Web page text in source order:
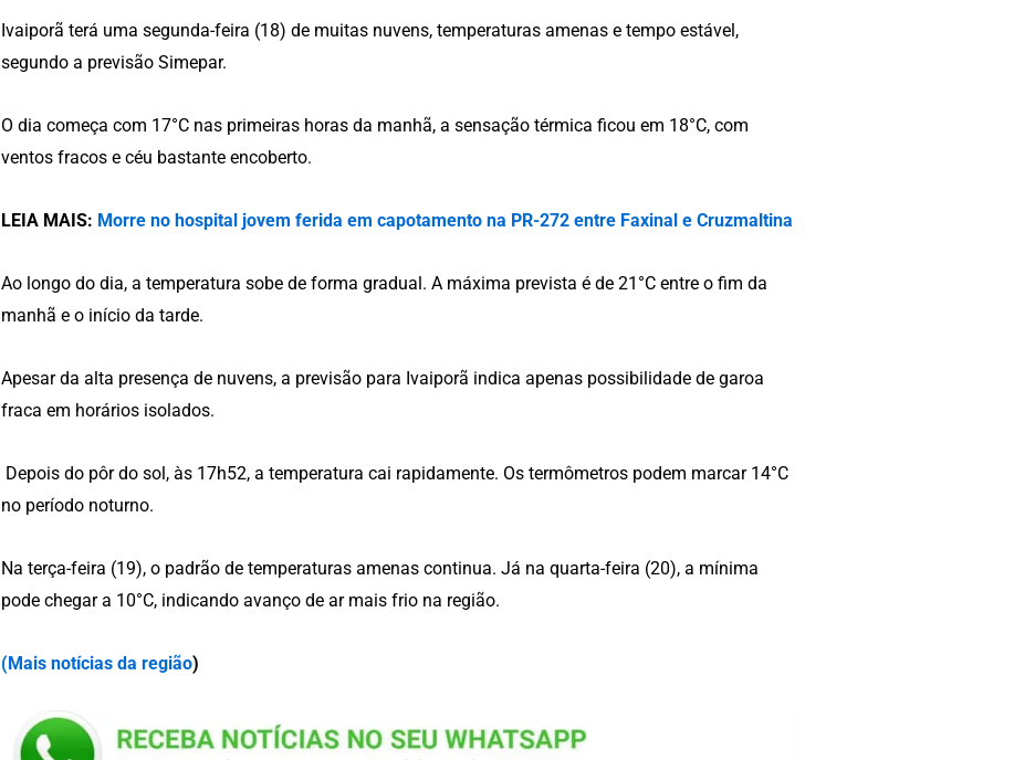
Ivaiporã terá uma segunda-feira (18) de muitas nuvens, temperaturas amenas e tempo estável,
segundo a previsão Simepar.
O dia começa com 17°C nas primeiras horas da manhã, a sensação térmica ficou em 18°C, com
ventos fracos e céu bastante encoberto.
LEIA MAIS: Morre no hospital jovem ferida em capotamento na PR-272 entre Faxinal e Cruzmaltina
Ao longo do dia, a temperatura sobe de forma gradual. A máxima prevista é de 21°C entre o fim da
manhã e o início da tarde.
Apesar da alta presença de nuvens, a previsão para Ivaiporã indica apenas possibilidade de garoa
fraca em horários isolados.
Depois do pôr do sol, às 17h52, a temperatura cai rapidamente. Os termômetros podem marcar 14°C
no período noturno.
Na terça-feira (19), o padrão de temperaturas amenas continua. Já na quarta-feira (20), a mínima
pode chegar a 10°C, indicando avanço de ar mais frio na região.
(Mais notícias da região)